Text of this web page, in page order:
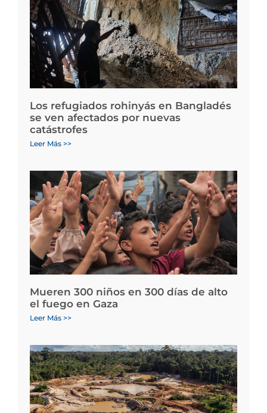
Los refugiados rohinyás en Bangladés
se ven afectados por nuevas
catástrofes
Leer Más >>
Mueren 300 niños en 300 días de alto
el fuego en Gaza
Leer Más >>